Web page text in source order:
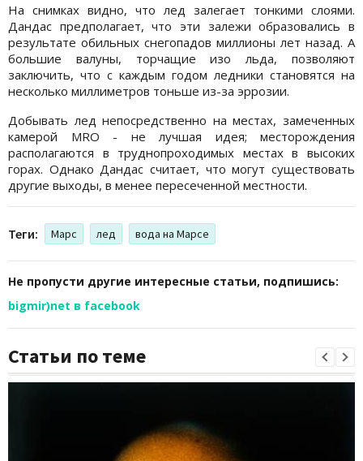
На снимках видно, что лед залегает тонкими слоями.
Дандас предполагает, что эти залежи образовались в
результате обильных снегопадов миллионы лет назад. А
большие валуны, торчащие изо льда, позволяют
заключить, что с каждым годом ледники становятся на
несколько миллиметров тоньше из-за эррозии.
Добывать лед непосредственно на местах, замеченных
камерой MRO - не лучшая идея; месторождения
располагаются в труднопроходимых местах в высоких
горах. Однако Дандас считает, что могут существовать
другие выходы, в менее пересеченной местности.
Теги: Марс лед вода на Марсе
Не пропусти другие интересные статьи, подпишись:
bigmir)net в facebook
Статьи по теме